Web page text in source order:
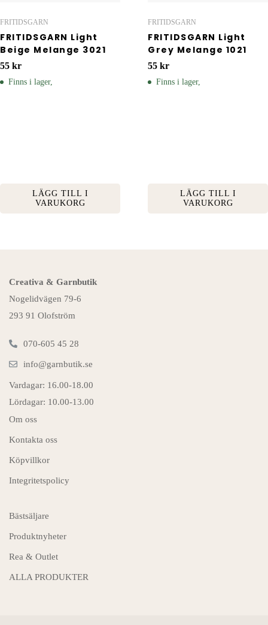
FRITIDSGARN
FRITIDSGARN Light
Beige Melange 3021
55 kr
Finns i lager,
LÄGG TILL I
VARUKORG
FRITIDSGARN
FRITIDSGARN Light
Grey Melange 1021
55 kr
Finns i lager,
LÄGG TILL I
VARUKORG
Creativa & Garnbutik
Nogelidvägen 79-6
293 91 Olofström
070-605 45 28
info@garnbutik.se
Vardagar: 16.00-18.00
Lördagar: 10.00-13.00
Om oss
Kontakta oss
Köpvillkor
Integritetspolicy
Bästsäljare
Produktnyheter
Rea & Outlet
ALLA PRODUKTER